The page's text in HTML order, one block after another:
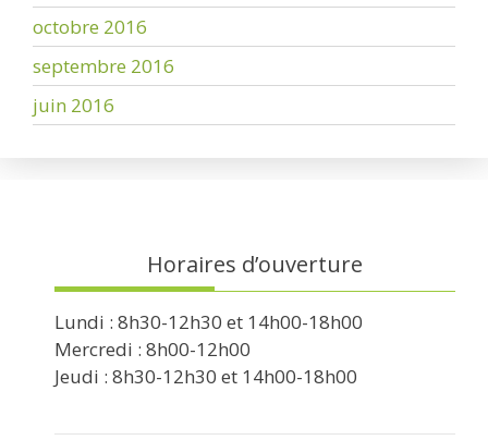
octobre 2016
septembre 2016
juin 2016
Horaires d’ouverture
Lundi : 8h30-12h30 et 14h00-18h00
Mercredi : 8h00-12h00
Jeudi : 8h30-12h30 et 14h00-18h00